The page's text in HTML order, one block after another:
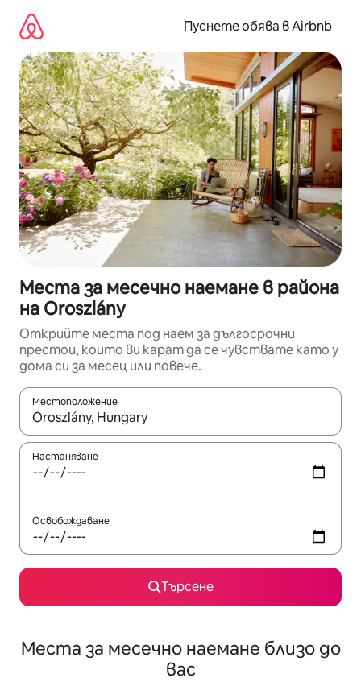
съдържанието
Пуснете обява в Airbnb
Места за месечно наемане в района
на Oroszlány
Открийте места под наем за дългосрочни
престои, които ви карат да се чувствате като у
дома си за месец или повече.
Местоположение
Когато резултатите се покажат, използвайте
Настаняване
Освобождаване
Търсене
Места за месечно наемане близо до
вас